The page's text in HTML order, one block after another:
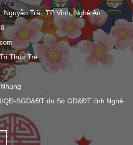
Trãi, TP Vinh, Nghệ An
Thức Trẻ
QĐ-SGD&ĐT do Sở GD&ĐT tỉnh Nghệ